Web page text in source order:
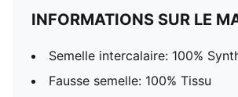
INFORMATIONS SUR LE
Semelle intercalaire: 100%
Fausse semelle: 100% Tissu